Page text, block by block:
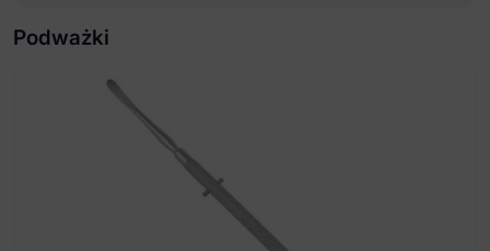
Haczyki i Haki
Kleszczyki do polipów
Kleszczyki do przegrody nosowej
Podważki